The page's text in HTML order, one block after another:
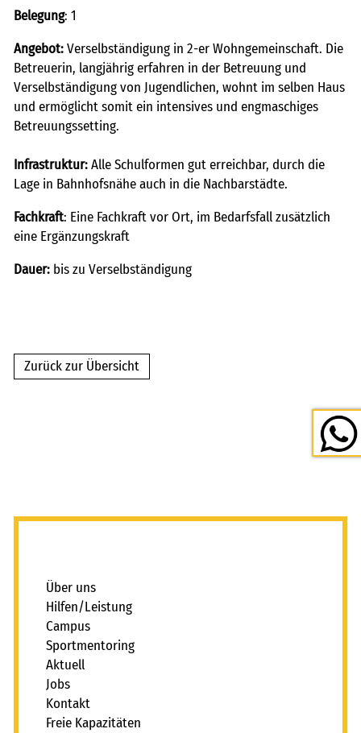
Belegung: 1
Angebot:Verselbständigung in 2-er Wohngemeinschaft. Die
Betreuerin, langjährig erfahren in der Betreuung und
Verselbständigung von Jugendlichen, wohnt im selben Haus
und ermöglicht somit ein intensives und engmaschiges
Betreuungssetting.
Infrastruktur:Alle Schulformen gut erreichbar, durch die
Lage in Bahnhofsnähe auch in die Nachbarstädte.
Fachkraft: Eine Fachkraft vor Ort, im Bedarfsfall zusätzlich
eine Ergänzungskraft
Dauer: bis zu Verselbständigung
Zurück zur Übersicht
Über uns
Hilfen/Leistung
Campus
Sportmentoring
Aktuell
Jobs
Kontakt
Freie Kapazitäten